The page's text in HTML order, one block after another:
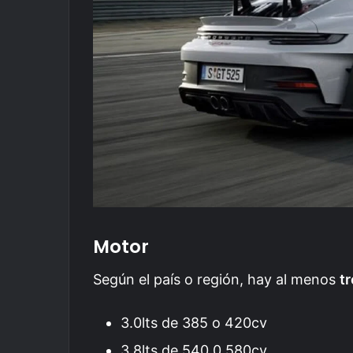
Motor
Según el país o región, hay al menos
3.0lts de 385 o 420cv